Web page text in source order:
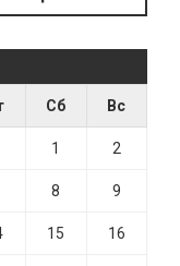
Сб Вс
1 2
8 9
15 16